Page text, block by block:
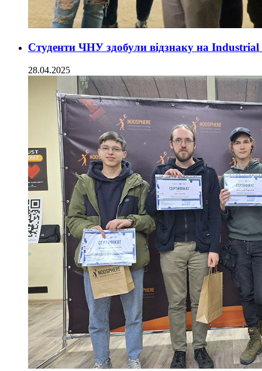
Студенти ЧНУ здобули відзнаку на
28.04.2025